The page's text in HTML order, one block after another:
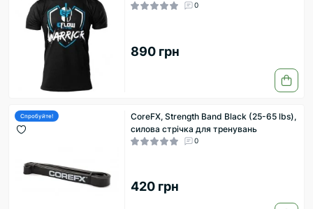
0
890 грн
Спробуйте!
CoreFX, Strength Band Black (25-65 lbs),
силова стрічка для тренувань
0
420 грн